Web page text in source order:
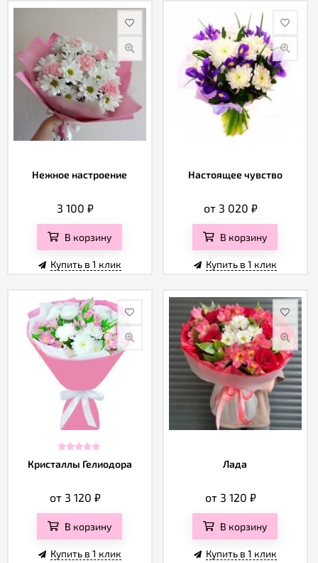
Нежное настроение
3 100₽
В корзину
Купить в 1 клик
Настоящее чувство
от 3 020₽
В корзину
Купить в 1 клик
Кристаллы Гелиодора
от 3 120₽
В корзину
Купить в 1 клик
Лада
от 3 120₽
В корзину
Купить в 1 клик